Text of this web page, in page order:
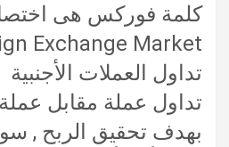
كلمة فوركس هى
Exchange Market
تداول العملات
تداول عملة مقابل
بهدف تحقيق الربح ,